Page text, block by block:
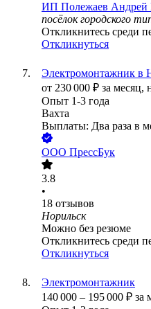
ИП Полежаев Андрей
посёлок городского
Откликнитесь среди
Откликнуться
Электромонтажник в
от 230 000 ₽ за месяц,
Опыт 1-3 года
Вахта
Выплаты: Два раза в
ООО ПрессБук
3.8
•
18 отзывов
Норильск
Можно без резюме
Откликнитесь среди
Откликнуться
Электромонтажник
140 000 – 195 000 ₽ за